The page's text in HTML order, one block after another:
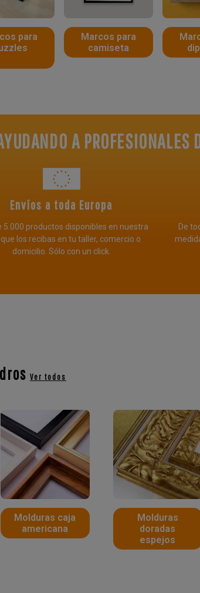
para
Marcos para
camiseta
A PROFESIONALES
Envíos a toda Europa
5.000 productos disponibles en nuestra
los recibas en tu taller, comercio o
domicilio. Sólo con un click.
De
Ver todos
Molduras caja
americana
Molduras
doradas
espejos